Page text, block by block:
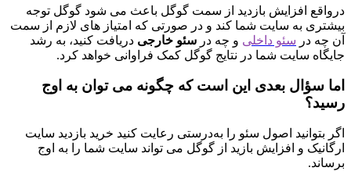
درواقع افزایش بازدید از سمت گوگل باعث می شود گوگل توجه
بیشتری به سایت شما کند و در صورتی که امتیاز های لازم از سمت
آن چه در سئو داخلی و چه در سئو خارجی دریافت کنید، به رشد
جایگاه سایت شما در نتایج گوگل کمک فراوانی خواهد کرد.
اما سؤال بعدی این است که چگونه می توان به اوج
رسید؟
اگر بتوانید اصول سئو را به‌درستی رعایت کنید خرید بازدید سایت
ارگانیک و افزایش بازید از گوگل می تواند سایت شما را به اوج
برساند.